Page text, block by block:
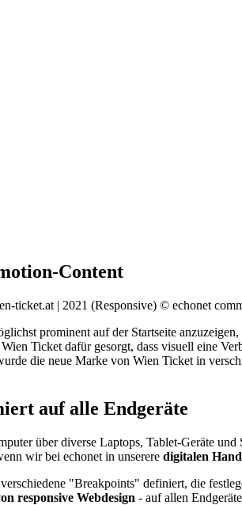
Content
prominent auf der Startseite
Ticket dafür gesorgt, dass visuell eine
die neue Marke von Wien Ticket in
auf alle Endgeräte
über diverse Laptops, Tablet-Geräte
wir bei echonet in unserere digitalen
"Breakpoints" definiert, die
responsive Webdesign - auf allen